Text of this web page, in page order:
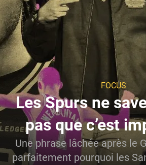
FOCUS
Les Spurs ne
pas que c’est
Une phrase lâchée après le
parfaitement pourquoi les